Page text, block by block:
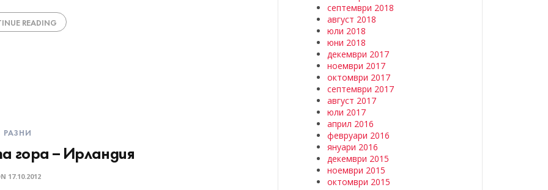
READING
РАЗНИ
гора – Ирландия
17.10.2012
септември 2018
август 2018
юли 2018
юни 2018
декември 2017
ноември 2017
октомври 2017
септември 2017
август 2017
юли 2017
април 2016
февруари 2016
януари 2016
декември 2015
ноември 2015
октомври 2015